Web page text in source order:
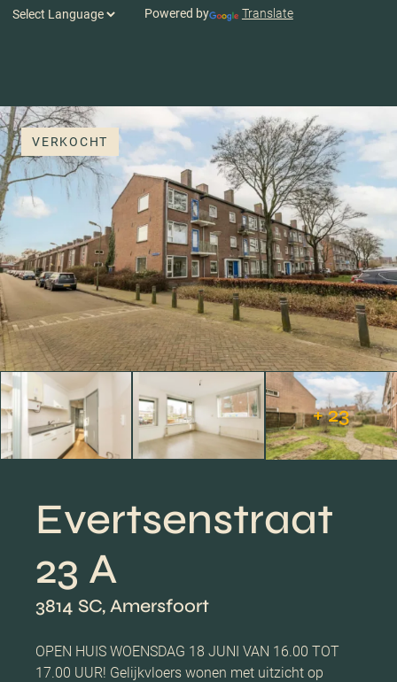
Powered by Translate
VERKOCHT
+ 23
Evertsenstraat
23 A
3814 SC, Amersfoort
OPEN HUIS WOENSDAG 18 JUNI VAN 16.00 TOT
17.00 UUR! Gelijkvloers wonen met uitzicht op